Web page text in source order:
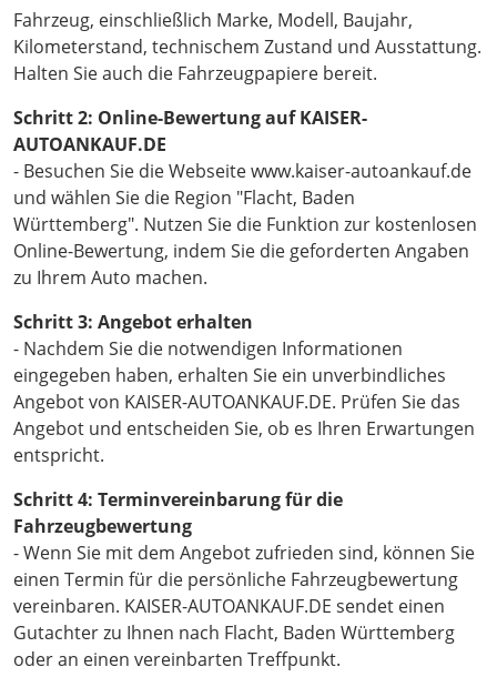
Fahrzeug, einschließlich Marke, Modell, Baujahr,
Kilometerstand, technischem Zustand und Ausstattung.
Halten Sie auch die Fahrzeugpapiere bereit.
Schritt 2: Online-Bewertung auf KAISER-
AUTOANKAUF.DE
- Besuchen Sie die Webseite www.kaiser-autoankauf.de
und wählen Sie die Region "Flacht, Baden
Württemberg". Nutzen Sie die Funktion zur kostenlosen
Online-Bewertung, indem Sie die geforderten Angaben
zu Ihrem Auto machen.
Schritt 3: Angebot erhalten
- Nachdem Sie die notwendigen Informationen
eingegeben haben, erhalten Sie ein unverbindliches
Angebot von KAISER-AUTOANKAUF.DE. Prüfen Sie das
Angebot und entscheiden Sie, ob es Ihren Erwartungen
entspricht.
Schritt 4: Terminvereinbarung für die
Fahrzeugbewertung
- Wenn Sie mit dem Angebot zufrieden sind, können Sie
einen Termin für die persönliche Fahrzeugbewertung
vereinbaren. KAISER-AUTOANKAUF.DE sendet einen
Gutachter zu Ihnen nach Flacht, Baden Württemberg
oder an einen vereinbarten Treffpunkt.